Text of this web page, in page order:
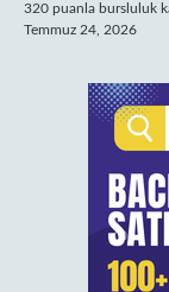
320 puanla bursluluk
Temmuz 24, 2026